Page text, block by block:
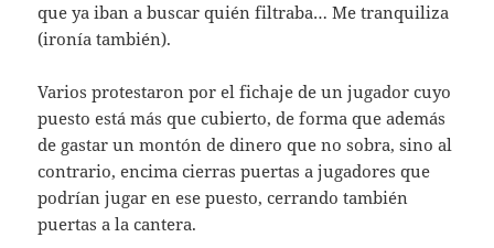
que ya iban a buscar quién filtraba… Me tranquiliza
(ironía también).
Varios protestaron por el fichaje de un jugador cuyo
puesto está más que cubierto, de forma que además
de gastar un montón de dinero que no sobra, sino al
contrario, encima cierras puertas a jugadores que
podrían jugar en ese puesto, cerrando también
puertas a la cantera.